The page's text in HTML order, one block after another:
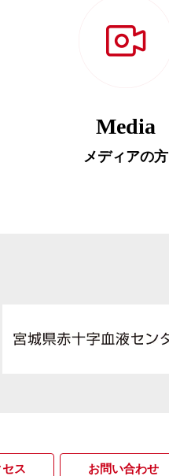
Media
メディアの方
ス お問い合わせ